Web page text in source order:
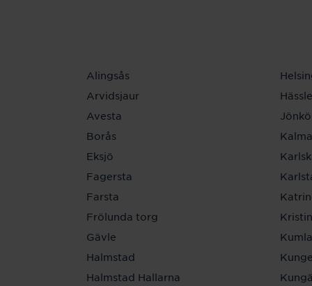
Alingsås
Arvidsjaur
Avesta
Borås
Eksjö
Fagersta
Farsta
Frölunda torg
Gävle
Halmstad
Halmstad Hallarna
Kumla